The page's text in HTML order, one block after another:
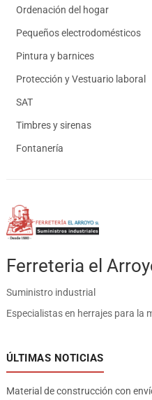
Ordenación del hogar
Pequeños electrodomésticos
Pintura y barnices
Protección y Vestuario laboral
SAT
Timbres y sirenas
Fontanería
Ferreteria el
Suministro industrial
Especialistas en herrajes para la
ÚLTIMAS NOTICIAS
Material de construcción con